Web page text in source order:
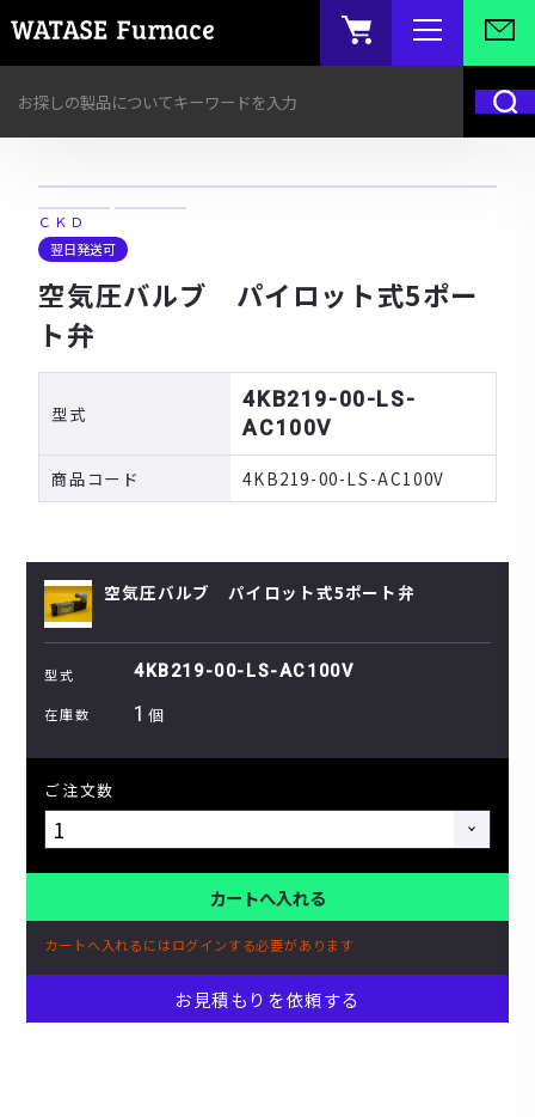
ＣＫＤ
翌日発送可
空気圧バルブ パイロット式5ポー
ト弁
型式
4KB219-00-LS-
AC100V
商品コード 4KB219-00-LS-AC100V
空気圧バルブ パイロット式5ポート弁
型式 4KB219-00-LS-AC100V
在庫数 1 個
ご注文数
カートへ入れる
カートへ入れるにはログインする必要があります
お見積もりを依頼する